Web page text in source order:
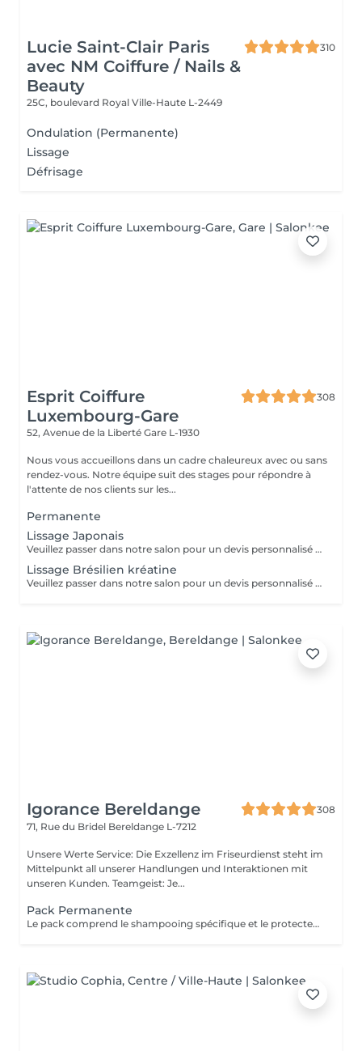
Lucie Saint-Clair Paris
avec NM Coiffure / Nails &
Beauty
310
25C, boulevard Royal Ville-Haute L-2449
Ondulation (Permanente)
Lissage
Défrisage
Esprit Coiffure
Luxembourg-Gare
308
52, Avenue de la Liberté Gare L-1930
Nous vous accueillons dans un cadre chaleureux avec ou sans
rendez-vous. Notre équipe suit des stages pour répondre à
l'attente de nos clients sur les...
Permanente
Lissage Japonais
Veuillez passer dans notre salon pour un devis personnalisé gratuit
Lissage Brésilien kréatine
Veuillez passer dans notre salon pour un devis personnalisé gratuit
Igorance Bereldange
308
71, Rue du Bridel Bereldange L-7212
Unsere Werte Service: Die Exzellenz im Friseurdienst steht im
Mittelpunkt all unserer Handlungen und Interaktionen mit
unseren Kunden. Teamgeist: Je...
Pack Permanente
Le pack comprend le shampooing spécifique et le protecteur REDKEN , la permanente avec les produits LOREAL PROFESSIONNEL , le conditionneur REDKEN , le séchage et les produits de styling REDKEN Option Coupe : la coupe IGORANCE (finition sur cheveux secs), le séchage et les produits de styling REDKEN. * Tarifs à titre indicatifs à confirmer après la consultation personnalisée établit auprès de votre coiffeur/stylist/spécialiste * La direction se réserve le droit d’apporter des modifications pour le bon fonctionnement du salon